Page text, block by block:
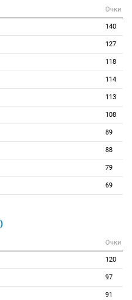
0
0
0
0
0
0
0 0
0 0
0 0
Очки
140
127
118
114
113
108
89
88
79
69
Очки
120
97
91